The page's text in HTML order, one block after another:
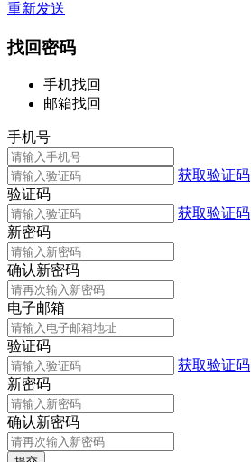
重新发送
找回密码
手机找回
邮箱找回
手机号
获取验证码
验证码
获取验证码
新密码
确认新密码
电子邮箱
验证码
获取验证码
新密码
确认新密码